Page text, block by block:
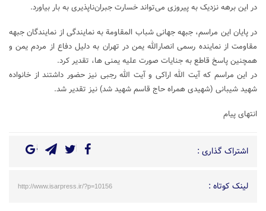
در این برهه نزدیک به پیروزی می‌تواند خسارت جبران‌ناپذیری به بار بیاورد.
در پایان این مراسم، جبهه جهانی شباب المقاومة به نمایندگی از نمایندگان جبهه
مقاومت از نماینده رسمی انصارالله یمن در تهران به دلیل دفاع از مردم یمن و
همچنین پاسخ قاطع به جنایات صورت علیه یمنی ها، تقدیر کرد.
در این مراسم که آیت الله اراکی و آیت الله رجبی نیز حضور داشتند از خانواده
شهید شیبانی (شهیدی همراه حاج قاسم شهید شد) نیز تقدیر شد.
انتهای پیام
اشتراک گذاری :
لینک کوتاه : http://www.isarpress.ir/?p=10156